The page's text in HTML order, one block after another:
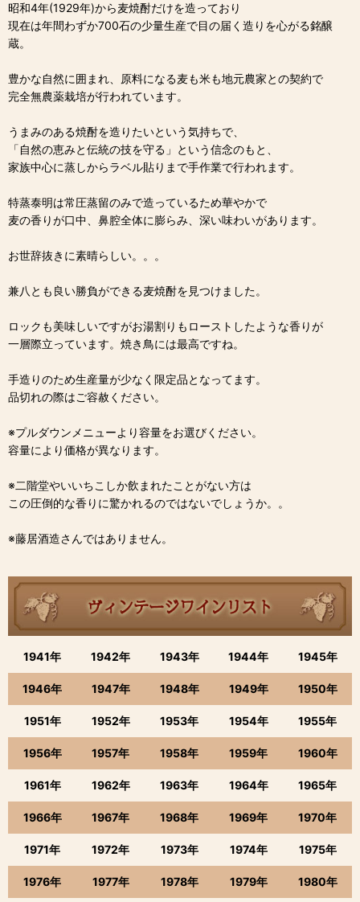
昭和4年(1929年)から麦焼酎だけを造っており
現在は年間わずか700石の少量生産で目の届く造りを心がる銘醸
蔵。
豊かな自然に囲まれ、原料になる麦も米も地元農家との契約で
完全無農薬栽培が行われています。
うまみのある焼酎を造りたいという気持ちで、
「自然の恵みと伝統の技を守る」という信念のもと、
家族中心に蒸しからラベル貼りまで手作業で行われます。
特蒸泰明は常圧蒸留のみで造っているため華やかで
麦の香りが口中、鼻腔全体に膨らみ、深い味わいがあります。
お世辞抜きに素晴らしい。。。
兼八とも良い勝負ができる麦焼酎を見つけました。
ロックも美味しいですがお湯割りもローストしたような香りが
一層際立っています。焼き鳥には最高ですね。
手造りのため生産量が少なく限定品となってます。
品切れの際はご容赦ください。
※プルダウンメニューより容量をお選びください。
容量により価格が異なります。
※二階堂やいいちこしか飲まれたことがない方は
この圧倒的な香りに驚かれるのではないでしょうか。。
※藤居酒造さんではありません。
1941年 1942年 1943年 1944年 1945年
1946年 1947年 1948年 1949年 1950年
1951年 1952年 1953年 1954年 1955年
1956年 1957年 1958年 1959年 1960年
1961年 1962年 1963年 1964年 1965年
1966年 1967年 1968年 1969年 1970年
1971年 1972年 1973年 1974年 1975年
1976年 1977年 1978年 1979年 1980年